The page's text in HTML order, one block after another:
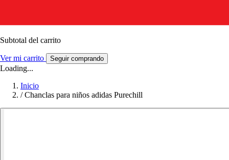
Subtotal del carrito
Ver mi carrito Seguir comprando
Loading...
Inicio
/ Chanclas para niños adidas Purechill